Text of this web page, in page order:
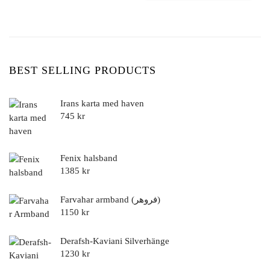
BEST SELLING PRODUCTS
Irans karta med haven
745 kr
Fenix halsband
1385 kr
Farvahar armband (فروهر)
1150 kr
Derafsh-Kaviani Silverhänge
1230 kr